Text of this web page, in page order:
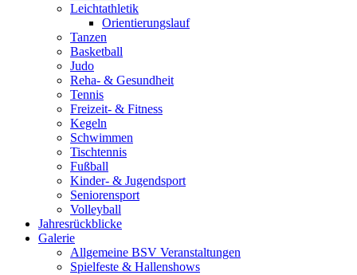
Leichtathletik
Orientierungslauf
Tanzen
Basketball
Judo
Reha- & Gesundheit
Tennis
Freizeit- & Fitness
Kegeln
Schwimmen
Tischtennis
Fußball
Kinder- & Jugendsport
Seniorensport
Volleyball
Jahresrückblicke
Galerie
Allgemeine BSV Veranstaltungen
Spielfeste & Hallenshows